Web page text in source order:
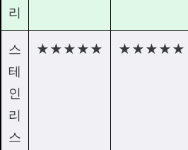
리
스
테
인
리
스
★★★★★ ★★★★★